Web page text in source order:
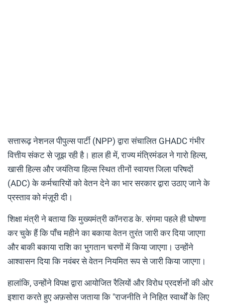
सत्तारूढ़ नेशनल पीपुल्स पार्टी (NPP) द्वारा संचालित GHADC गंभीर
वित्तीय संकट से जूझ रही है। हाल ही में, राज्य मंत्रिमंडल ने गारो हिल्स,
खासी हिल्स और जयंतिया हिल्स स्थित तीनों स्वायत्त जिला परिषदों
(ADC) के कर्मचारियों को वेतन देने का भार सरकार द्वारा उठाए जाने के
प्रस्ताव को मंज़ूरी दी।
शिक्षा मंत्री ने बताया कि मुख्यमंत्री कॉनराड के. संगमा पहले ही घोषणा
कर चुके हैं कि पाँच महीने का बकाया वेतन तुरंत जारी कर दिया जाएगा
और बाकी बकाया राशि का भुगतान चरणों में किया जाएगा। उन्होंने
आश्वासन दिया कि नवंबर से वेतन नियमित रूप से जारी किया जाएगा।
हालांकि, उन्होंने विपक्ष द्वारा आयोजित रैलियों और विरोध प्रदर्शनों की ओर
इशारा करते हुए अफ़सोस जताया कि "राजनीति ने निहित स्वार्थों के लिए